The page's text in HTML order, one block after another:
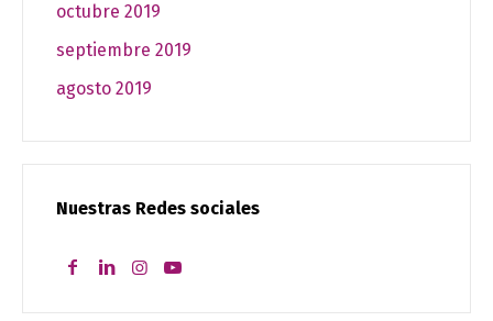
octubre 2019
septiembre 2019
agosto 2019
Nuestras Redes sociales